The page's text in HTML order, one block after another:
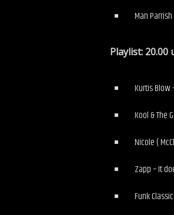
Man
Playlist: 20.00
Kurtis Blow
Kool & The
Nicole (
Zapp – It
Funk